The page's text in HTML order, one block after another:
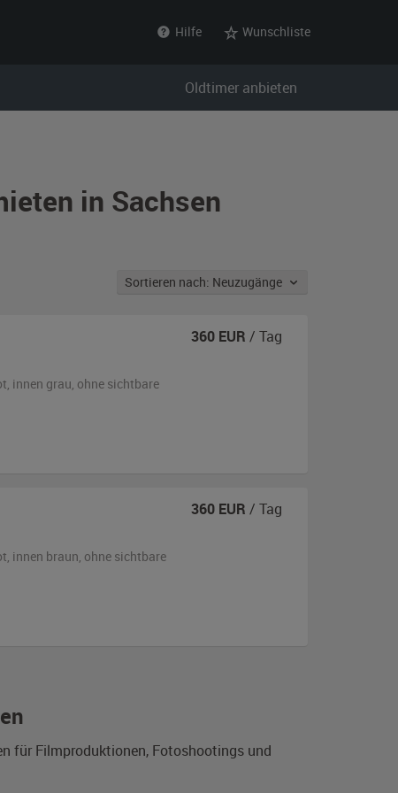
Hilfe Wunschliste
Oldtimer anbieten
in Sachsen
Sortieren nach: Neuzugänge
für Filmproduktionen, Fotoshootings und
, innen grau, ohne sichtbare
360 EUR / Tag
, innen braun, ohne sichtbare
360 EUR / Tag